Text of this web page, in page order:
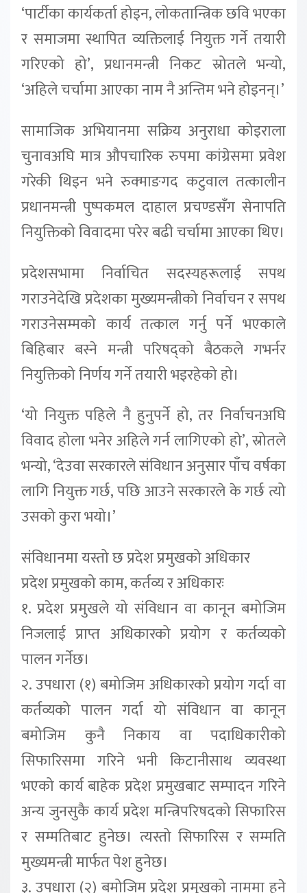
‘पार्टीका कार्यकर्ता होइन, लोकतान्त्रिक छवि भएका
र समाजमा स्थापित व्यक्तिलाई नियुक्त गर्ने तयारी
गरिएको हो’, प्रधानमन्त्री निकट स्रोतले भन्यो,
‘अहिले चर्चामा आएका नाम नै अन्तिम भने होइनन्।’
सामाजिक अभियानमा सक्रिय अनुराधा कोइराला
चुनावअघि मात्र औपचारिक रुपमा कांग्रेसमा प्रवेश
गरेकी थिइन भने रुक्माङगद कटुवाल तत्कालीन
प्रधानमन्त्री पुष्पकमल दाहाल प्रचण्डसँग सेनापति
नियुक्तिको विवादमा परेर बढी चर्चामा आएका थिए।
प्रदेशसभामा निर्वाचित सदस्यहरूलाई सपथ
गराउनेदेखि प्रदेशका मुख्यमन्त्रीको निर्वाचन र सपथ
गराउनेसम्मको कार्य तत्काल गर्नु पर्ने भएकाले
बिहिबार बस्ने मन्त्री परिषद्को बैठकले गभर्नर
नियुक्तिको निर्णय गर्ने तयारी भइरहेको हो।
‘यो नियुक्त पहिले नै हुनुपर्ने हो, तर निर्वाचनअघि
विवाद होला भनेर अहिले गर्न लागिएको हो’, स्रोतले
भन्यो, ‘देउवा सरकारले संविधान अनुसार पाँच वर्षका
लागि नियुक्त गर्छ, पछि आउने सरकारले के गर्छ त्यो
उसको कुरा भयो।’
संविधानमा यस्तो छ प्रदेश प्रमुखको अधिकार
प्रदेश प्रमुखको काम, कर्तव्य र अधिकारः
१. प्रदेश प्रमुखले यो संविधान वा कानून बमोजिम
निजलाई प्राप्त अधिकारको प्रयोग र कर्तव्यको
पालन गर्नेछ।
२. उपधारा (१) बमोजिम अधिकारको प्रयोग गर्दा वा
कर्तव्यको पालन गर्दा यो संविधान वा कानून
बमोजिम कुनै निकाय वा पदाधिकारीको
सिफारिसमा गरिने भनी किटानीसाथ व्यवस्था
भएको कार्य बाहेक प्रदेश प्रमुखबाट सम्पादन गरिने
अन्य जुनसुकै कार्य प्रदेश मन्त्रिपरिषदको सिफारिस
र सम्मतिबाट हुनेछ। त्यस्तो सिफारिस र सम्मति
मुख्यमन्त्री मार्फत पेश हुनेछ।